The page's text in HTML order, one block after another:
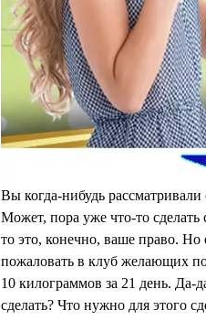
Вы когда-нибудь
Может, пора уже что-то
то это, конечно, ваше право. Но
пожаловать в клуб желающих
10 килограммов за 21 день.
сделать? Что нужно для этого